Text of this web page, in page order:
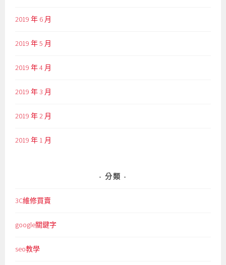
2019 年 6 月
2019 年 5 月
2019 年 4 月
2019 年 3 月
2019 年 2 月
2019 年 1 月
分類
3C維修買賣
google關鍵字
seo教學